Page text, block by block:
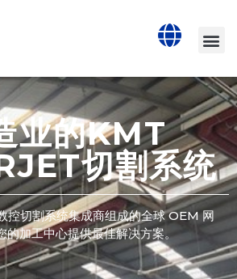
业的KMT
切割系统
控切割系统集成商组成的全球 OEM 网
加工中心提供最佳解决方案。